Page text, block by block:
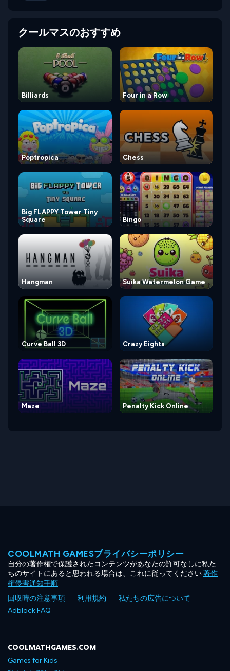
クールマスのおすすめ
Billiards Four in a Row
Poptropica Chess
Big FLAPPY Tower Tiny
Square
Bingo
Hangman Suika Watermelon Game
Curve Ball 3D Crazy Eights
Maze Penalty Kick Online
COOLMATH GAMESプライバシーポリシー
自分の著作権で保護されたコンテンツがあなたの許可なしに私た
ちのサイトにあると思われる場合は、これに従ってください著作
権侵害通知手順.
回収時の注意事項
利用規約
私たちの広告について
Adblock FAQ
COOLMATHGAMES.COM
Games for Kids